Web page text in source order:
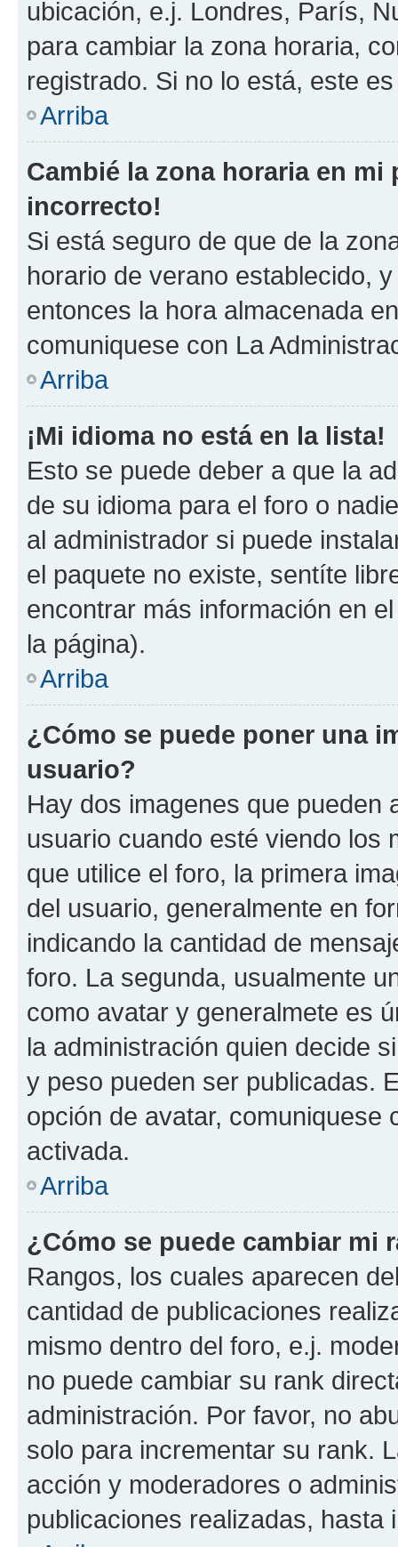
ubicación, e.j. Londres, París,
para cambiar la zona horaria,
registrado. Si no lo está, este
Arriba
Cambié la zona horaria en
incorrecto!
Si está seguro de que de la
horario de verano establecido,
entonces la hora almacenada
comuniquese con La
Arriba
¡Mi idioma no está en la lista!
Esto se puede deber a que la
de su idioma para el foro o
al administrador si puede
el paquete no existe, sentíte
encontrar más información en
la página).
Arriba
¿Cómo se puede poner una
usuario?
Hay dos imagenes que pueden
usuario cuando esté viendo los
que utilice el foro, la primera
del usuario, generalmente en
indicando la cantidad de
foro. La segunda, usualmente
como avatar y generalmete es
la administración quien decide
y peso pueden ser publicadas.
opción de avatar, comuniquese
activada.
Arriba
¿Cómo se puede cambiar mi
Rangos, los cuales aparecen
cantidad de publicaciones
mismo dentro del foro, e.j.
no puede cambiar su rank
administración. Por favor, no
solo para incrementar su rank.
acción y moderadores o
publicaciones realizadas, hasta